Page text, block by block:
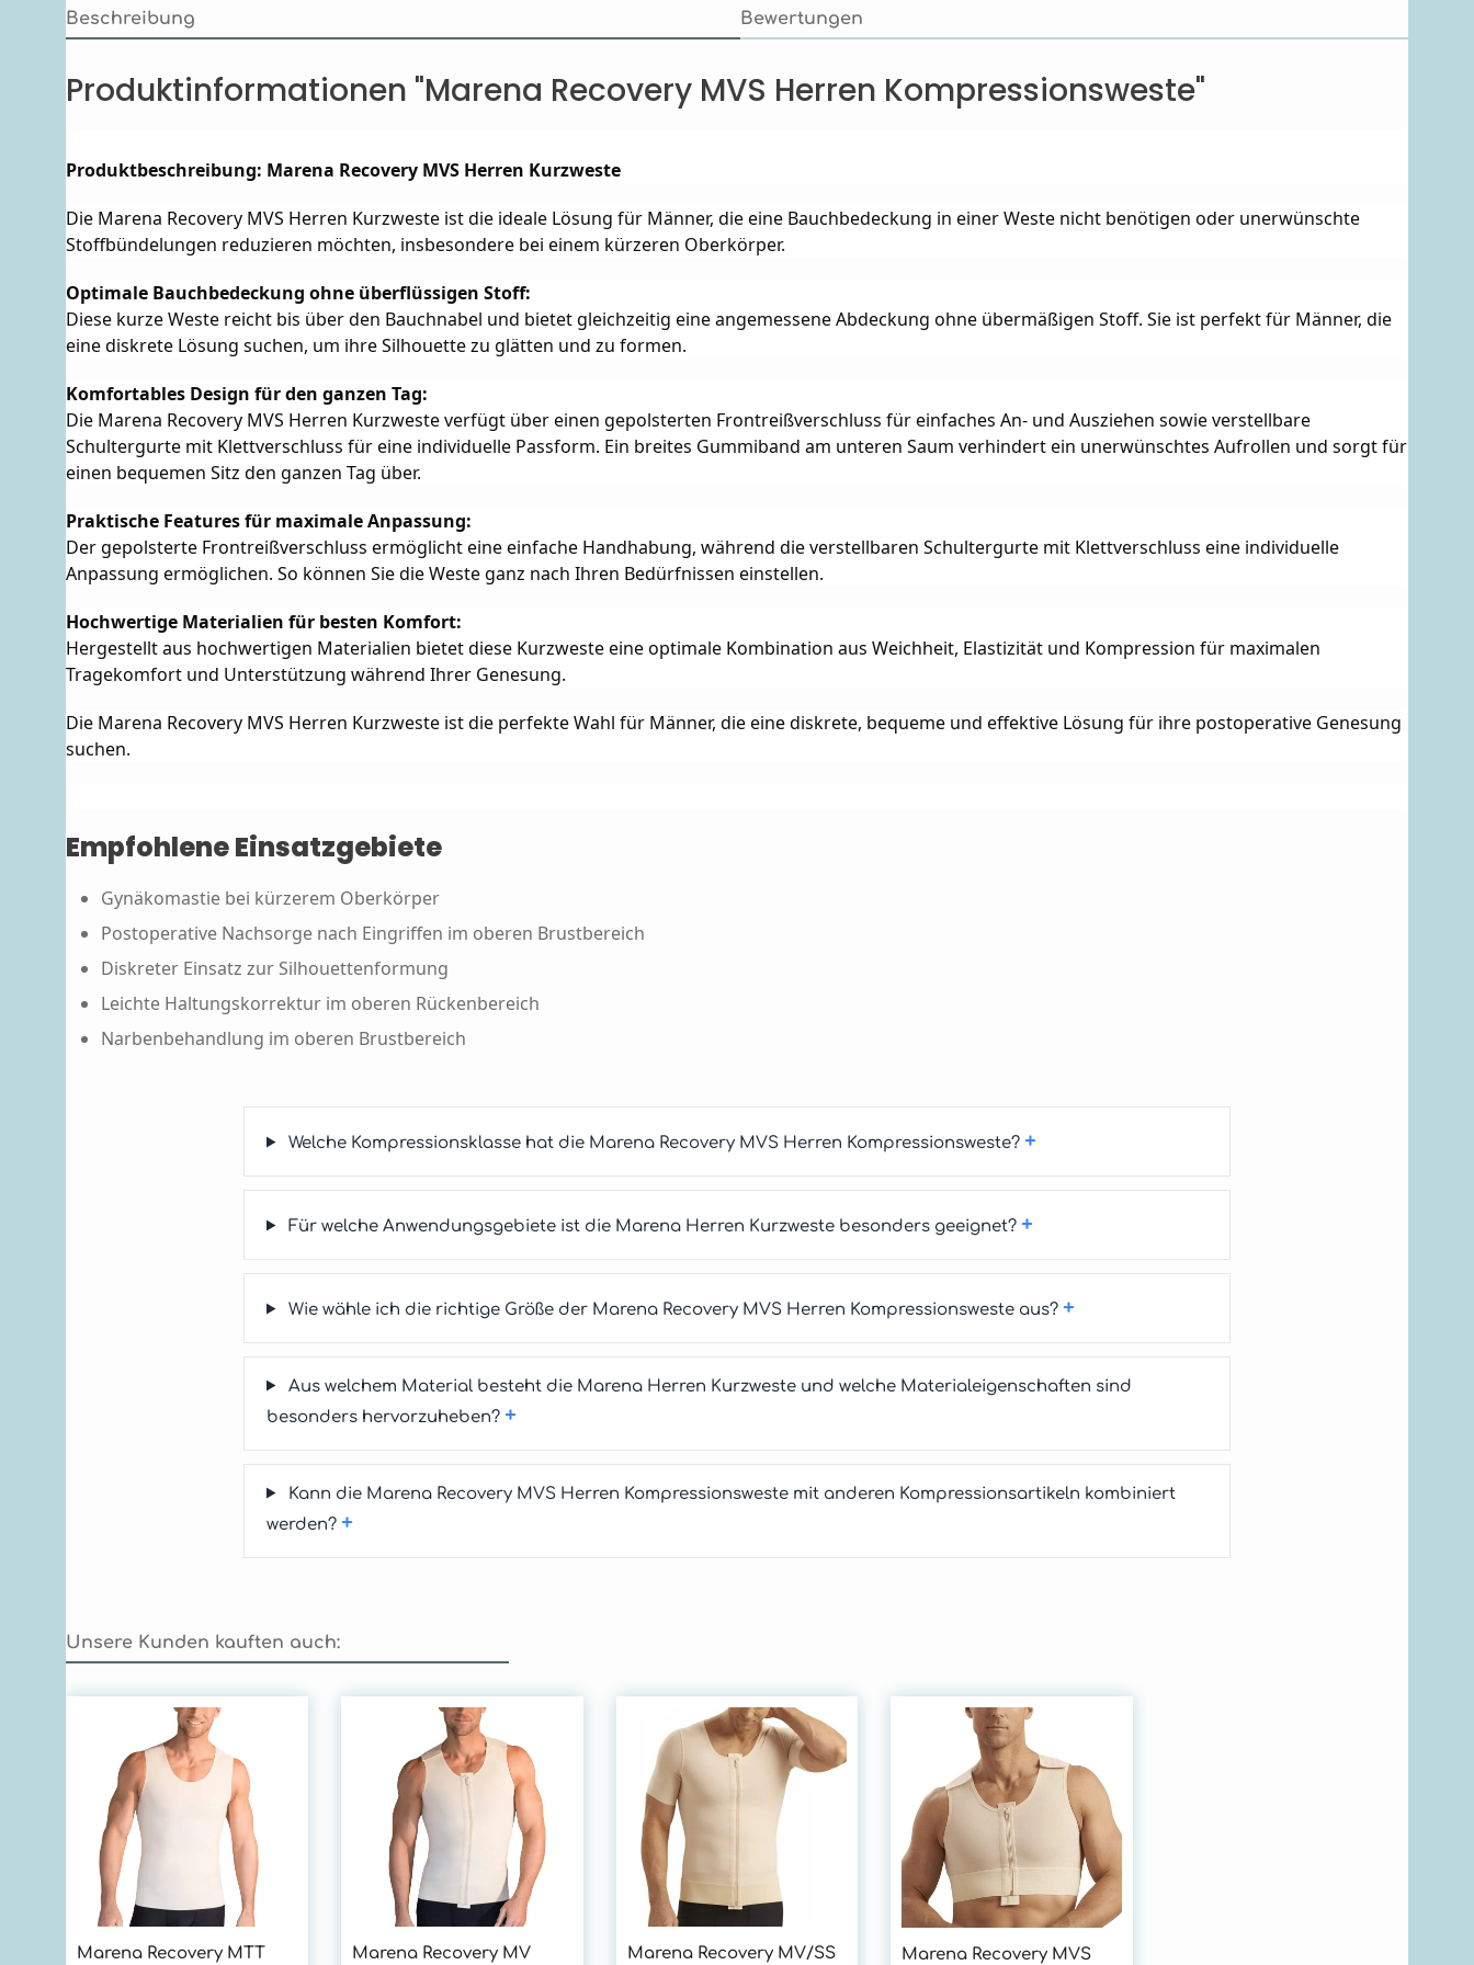
Beschreibung Bewertungen
Produktinformationen "Marena Recovery MVS Herren Kompressionsweste"
Produktbeschreibung: Marena Recovery MVS Herren Kurzweste
Die Marena Recovery MVS Herren Kurzweste ist die ideale Lösung für Männer, die eine Bauchbedeckung in einer Weste nicht benötigen oder unerwünschte
Stoffbündelungen reduzieren möchten, insbesondere bei einem kürzeren Oberkörper.
Optimale Bauchbedeckung ohne überflüssigen Stoff:
Diese kurze Weste reicht bis über den Bauchnabel und bietet gleichzeitig eine angemessene Abdeckung ohne übermäßigen Stoff. Sie ist perfekt für Männer, die
eine diskrete Lösung suchen, um ihre Silhouette zu glätten und zu formen.
Komfortables Design für den ganzen Tag:
Die Marena Recovery MVS Herren Kurzweste verfügt über einen gepolsterten Frontreißverschluss für einfaches An- und Ausziehen sowie verstellbare
Schultergurte mit Klettverschluss für eine individuelle Passform. Ein breites Gummiband am unteren Saum verhindert ein unerwünschtes Aufrollen und sorgt für
einen bequemen Sitz den ganzen Tag über.
Praktische Features für maximale Anpassung:
Der gepolsterte Frontreißverschluss ermöglicht eine einfache Handhabung, während die verstellbaren Schultergurte mit Klettverschluss eine individuelle
Anpassung ermöglichen. So können Sie die Weste ganz nach Ihren Bedürfnissen einstellen.
Hochwertige Materialien für besten Komfort:
Hergestellt aus hochwertigen Materialien bietet diese Kurzweste eine optimale Kombination aus Weichheit, Elastizität und Kompression für maximalen
Tragekomfort und Unterstützung während Ihrer Genesung.
Die Marena Recovery MVS Herren Kurzweste ist die perfekte Wahl für Männer, die eine diskrete, bequeme und effektive Lösung für ihre postoperative Genesung
suchen.
Empfohlene Einsatzgebiete
Gynäkomastie bei kürzerem Oberkörper
Postoperative Nachsorge nach Eingriffen im oberen Brustbereich
Diskreter Einsatz zur Silhouettenformung
Leichte Haltungskorrektur im oberen Rückenbereich
Narbenbehandlung im oberen Brustbereich
Welche Kompressionsklasse hat die Marena Recovery MVS Herren Kompressionsweste? +
Für welche Anwendungsgebiete ist die Marena Herren Kurzweste besonders geeignet? +
Wie wähle ich die richtige Größe der Marena Recovery MVS Herren Kompressionsweste aus? +
Aus welchem Material besteht die Marena Herren Kurzweste und welche Materialeigenschaften sind
besonders hervorzuheben? +
Kann die Marena Recovery MVS Herren Kompressionsweste mit anderen Kompressionsartikeln kombiniert
werden? +
Unsere Kunden kauften auch:
Produktgalerie überspringen
Marena Recovery MTT
Marena Recovery MV
Marena Recovery MV/SS
Marena Recovery MVS